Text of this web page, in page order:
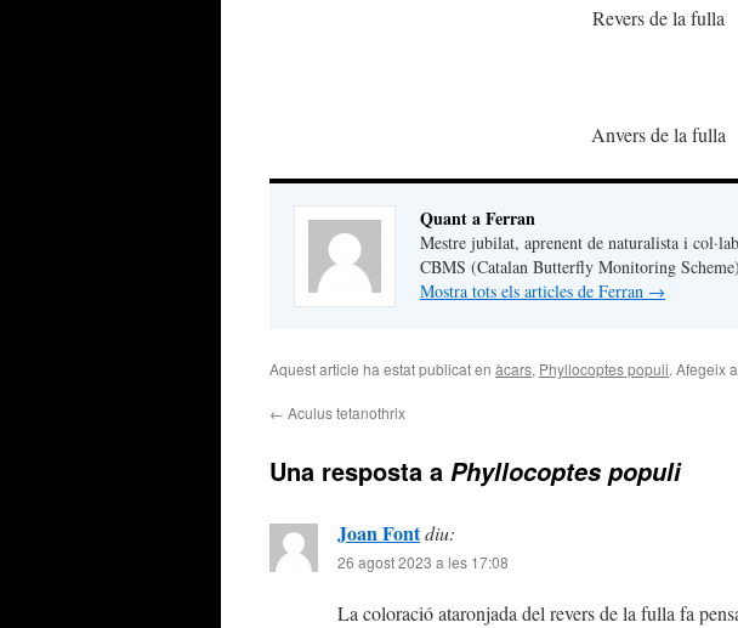
Revers de la fulla
Anvers de la fulla
Quant a Ferran
Mestre jubilat, aprenent de naturalista i
CBMS (Catalan Butterfly Monitoring
Mostra tots els articles de Ferran →
Aquest article ha estat publicat en àcars, Phyllocoptes populi. Afegeix
← Aculus tetanothrix
Una resposta a Phyllocoptes populi
Joan Fontdiu:
26 agost 2023 a les 17:08
La coloració ataronjada del revers de la fulla fa